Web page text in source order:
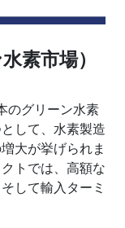
素市場）
のグリーン水素
して、水素製造
大が挙げられま
トでは、高額な
して輸入ターミ